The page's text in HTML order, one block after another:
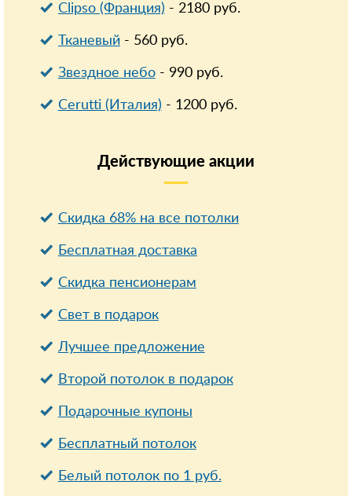
Clipso (Франция) - 2180руб.
Тканевый- 560руб.
Звездное небо- 990руб.
Cerutti (Италия) - 1200руб.
Действующие акции
Скидка 68% на все потолки
Бесплатная доставка
Cкидка пенсионерам
Свет в подарок
Лучшее предложение
Второй потолок в подарок
Подарочные купоны
Бесплатный потолок
Белый потолок по 1 руб.